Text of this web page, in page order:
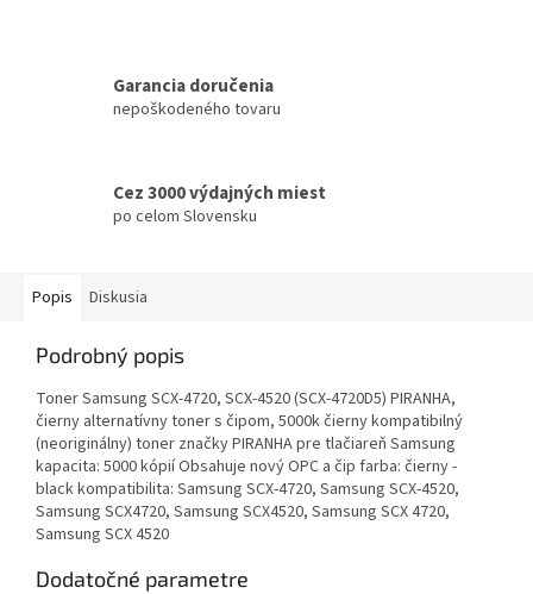
Garancia doručenia
nepoškodeného tovaru
Cez 3000 výdajných miest
po celom Slovensku
Popis Diskusia
Podrobný popis
Toner Samsung SCX-4720, SCX-4520 (SCX-4720D5) PIRANHA,
čierny alternatívny toner s čipom, 5000k čierny kompatibilný
(neoriginálny) toner značky PIRANHA pre tlačiareň Samsung
kapacita: 5000 kópií Obsahuje nový OPC a čip farba: čierny -
black kompatibilita: Samsung SCX-4720, Samsung SCX-4520,
Samsung SCX4720, Samsung SCX4520, Samsung SCX 4720,
Samsung SCX 4520
Dodatočné parametre